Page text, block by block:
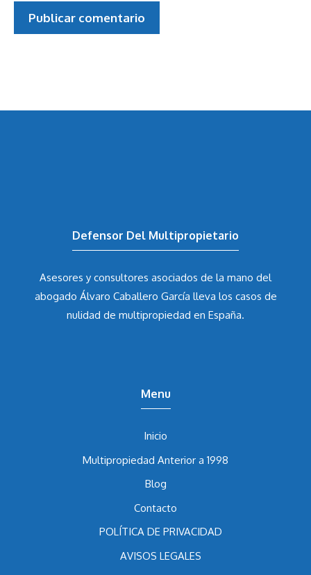
Defensor Del Multipropietario
Asesores y consultores asociados de la mano del
abogado Álvaro Caballero García lleva los casos de
nulidad de multipropiedad en España.
Menu
Inicio
Multipropiedad Anterior a 1998
Blog
Contacto
POLÍTICA DE PRIVACIDAD
AVISOS LEGALES